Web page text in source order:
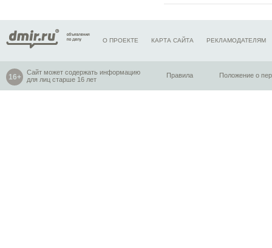
О ПРОЕКТЕ КАРТА САЙТА РЕКЛАМОДАТЕЛЯМ
Сайт может содержать информацию
для лиц старше 16 лет
Правила Положение о